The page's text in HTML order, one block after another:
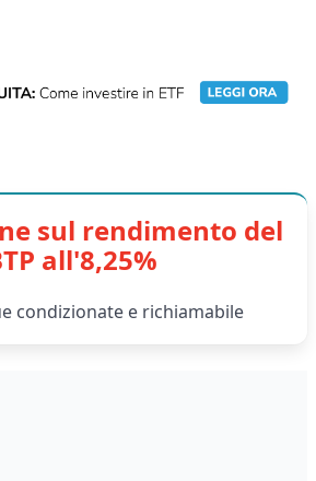
sul rendimento del
all'8,25%
condizionate e richiamabile